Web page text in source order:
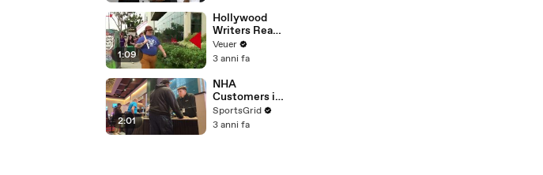
1:09
Hollywood
Writers Reach
‘Tentative
Agreement’
After 146 Day
Strike
Veuer
3 anni fa
2:01
NHA
Customers in
Limbo as
Company
SportsGrid
3 anni fa